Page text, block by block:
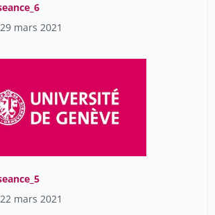
mars 2021
mars 2021